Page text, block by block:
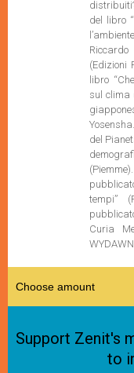
del libro
(Edizioni
libro
sul clima
del
tempi”
Curia